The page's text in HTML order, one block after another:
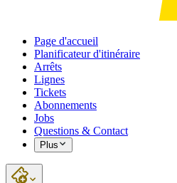
Page d'accueil
Planificateur d'itinéraire
Arrêts
Lignes
Tickets
Abonnements
Jobs
Questions & Contact
Plus